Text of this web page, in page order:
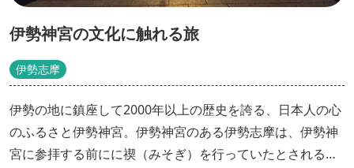
伊勢神宮の文化に触れる旅
伊勢志摩
伊勢の地に鎮座して2000年以上の歴史を誇る、日本人の心
のふるさと伊勢神宮。伊勢神宮のある伊勢志摩は、伊勢神
宮に参拝する前にに禊（みそぎ）を行っていたとされる夫